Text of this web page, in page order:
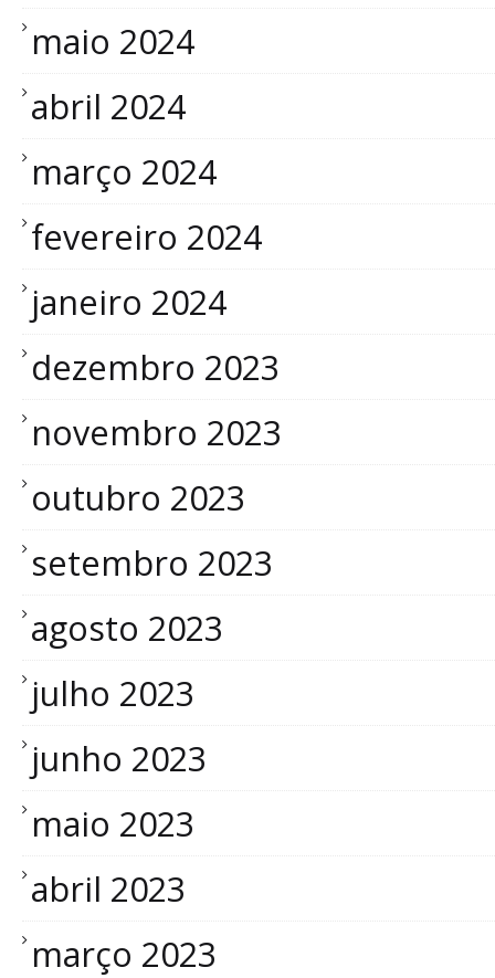
maio 2024
abril 2024
março 2024
fevereiro 2024
janeiro 2024
dezembro 2023
novembro 2023
outubro 2023
setembro 2023
agosto 2023
julho 2023
junho 2023
maio 2023
abril 2023
março 2023